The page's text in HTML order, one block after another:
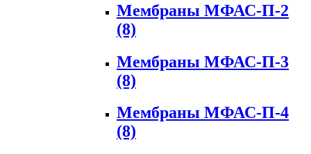
Мембраны МФАС-П-2
(8)
Мембраны МФАС-П-3
(8)
Мембраны МФАС-П-4
(8)